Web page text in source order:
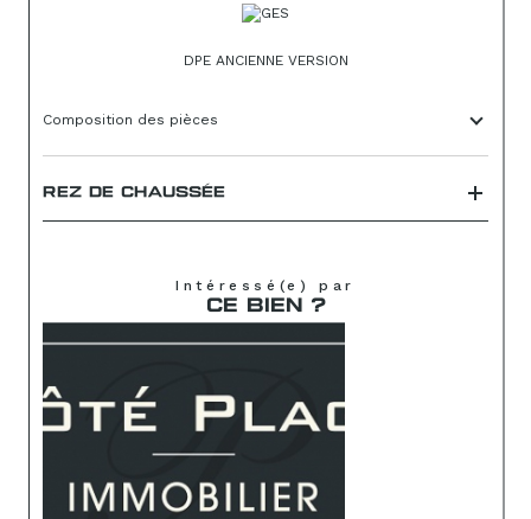
DPE ANCIENNE VERSION
Composition des pièces
REZ DE CHAUSSÉE
Intéressé(e) par
CE BIEN ?